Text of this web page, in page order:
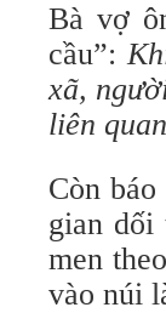
Bà vợ
cầu”:
xã,
liên
Còn
gian dối
men
vào núi